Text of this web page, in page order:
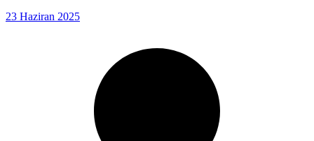
23 Haziran 2025